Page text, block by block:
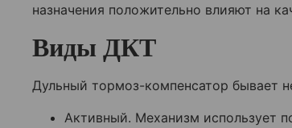
назначения положительно влияют на
Виды ДКТ
Дульный тормоз-компенсатор бывает
Активный. Механизм использует